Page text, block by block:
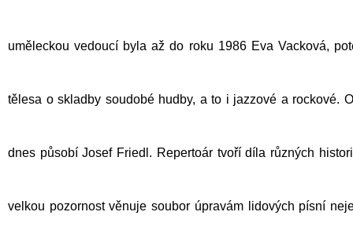
uměleckou vedoucí byla až do roku 1986 Eva Vacková,
tělesa o skladby soudobé hudby, a to i jazzové a rockové.
dnes působí Josef Friedl. Repertoár tvoří díla různých
velkou pozornost věnuje soubor úpravám lidových písní